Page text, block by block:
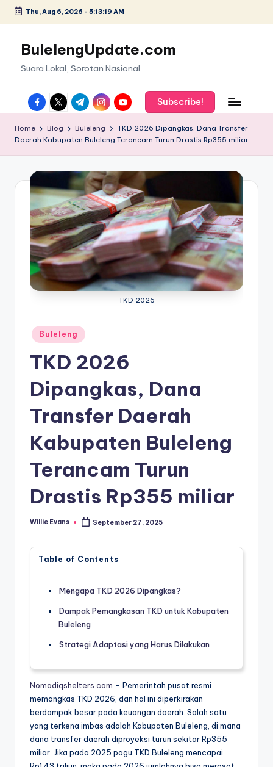
Skip
content
Thu, Aug 6, 2026 - 5:13:19 AM
BulelengUpdate.com
Suara Lokal, Sorotan Nasional
facebook.com
twitter.com
t.me instagram.com
youtube.comSubscribe!
Home Blog Buleleng
TKD 2026 Dipangkas, Dana Transfer
Daerah Kabupaten Buleleng Terancam Turun Drastis Rp355 miliar
TKD 2026
Posted
in
Buleleng
TKD 2026
Dipangkas, Dana
Transfer Daerah
Kabupaten Buleleng
Terancam Turun
Drastis Rp355 miliar
Posted
Willie Evans September 27, 2025
Table of Contents
Mengapa TKD 2026 Dipangkas?
Dampak Pemangkasan TKD untuk Kabupaten
Buleleng
Strategi Adaptasi yang Harus Dilakukan
Nomadiqshelters.com – Pemerintah pusat resmi
memangkas TKD 2026, dan hal ini diperkirakan
berdampak besar pada keuangan daerah. Salah satu
yang terkena imbas adalah Kabupaten Buleleng, di mana
dana transfer daerah diproyeksi turun sekitar Rp355
miliar. Jika pada 2025 pagu TKD Buleleng mencapai